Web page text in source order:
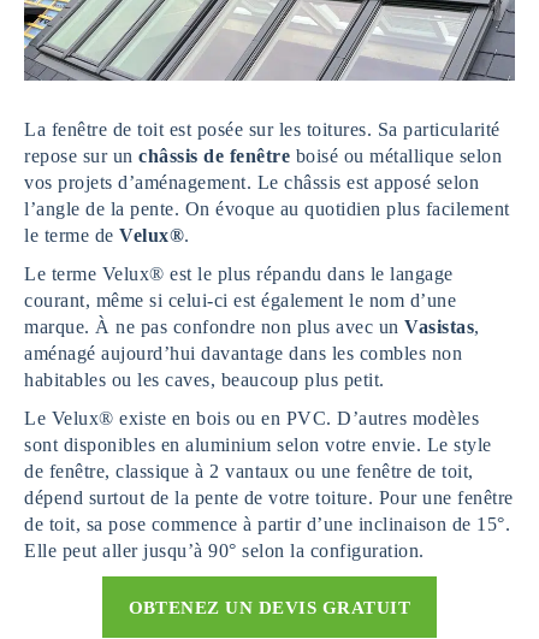
La fenêtre de toit est posée sur les toitures. Sa particularité
repose sur un châssis de fenêtre boisé ou métallique selon
vos projets d’aménagement. Le châssis est apposé selon
l’angle de la pente. On évoque au quotidien plus facilement
le terme de Velux®.
Le terme Velux® est le plus répandu dans le langage
courant, même si celui-ci est également le nom d’une
marque. À ne pas confondre non plus avec un Vasistas,
aménagé aujourd’hui davantage dans les combles non
habitables ou les caves, beaucoup plus petit.
Le Velux® existe en bois ou en PVC. D’autres modèles
sont disponibles en aluminium selon votre envie. Le style
de fenêtre, classique à 2 vantaux ou une fenêtre de toit,
dépend surtout de la pente de votre toiture. Pour une fenêtre
de toit, sa pose commence à partir d’une inclinaison de 15°.
Elle peut aller jusqu’à 90° selon la configuration.
OBTENEZ UN DEVIS GRATUIT